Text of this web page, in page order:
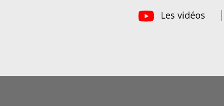
Les vidéos